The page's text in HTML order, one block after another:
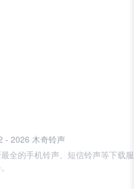
- 2026 木奇铃声
全的手机铃声、短信铃声等下载服